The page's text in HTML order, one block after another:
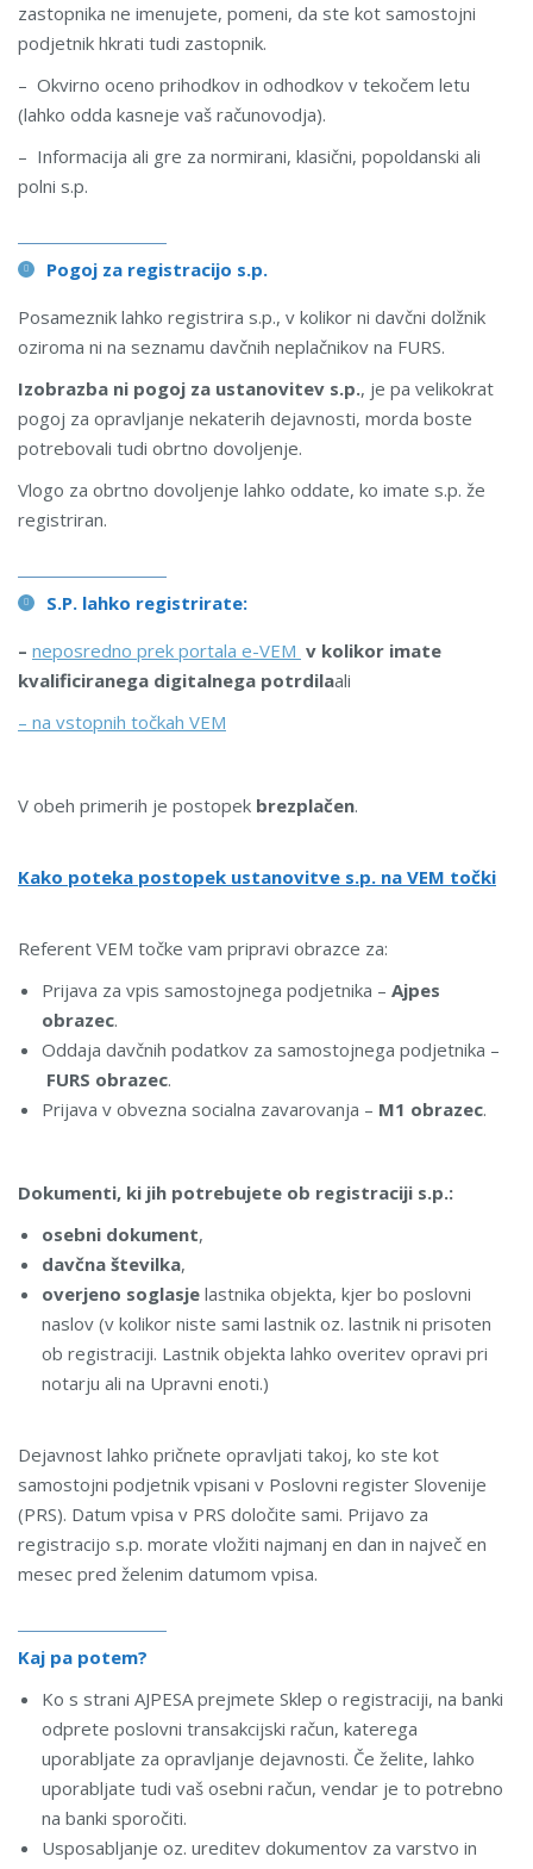
zastopnika ne imenujete, pomeni, da ste kot samostojni
podjetnik hkrati tudi zastopnik.
– Okvirno oceno prihodkov in odhodkov v tekočem letu
(lahko odda kasneje vaš računovodja).
– Informacija ali gre za normirani, klasični, popoldanski ali
polni s.p.
Pogoj za registracijo s.p.
Posameznik lahko registrira s.p., v kolikor ni davčni dolžnik
oziroma ni na seznamu davčnih neplačnikov na FURS.
Izobrazba ni pogoj za ustanovitev s.p., je pa velikokrat
pogoj za opravljanje nekaterih dejavnosti, morda boste
potrebovali tudi obrtno dovoljenje.
Vlogo za obrtno dovoljenje lahko oddate, ko imate s.p. že
registriran.
S.P. lahko registrirate:
– neposredno prek portala e-VEM v kolikor imate
kvalificiranega digitalnega potrdilaali
– na vstopnih točkah VEM
V obeh primerih je postopek brezplačen.
Kako poteka postopek ustanovitve s.p. na VEM točki
Referent VEM točke vam pripravi obrazce za:
Prijava za vpis samostojnega podjetnika – Ajpes
obrazec.
Oddaja davčnih podatkov za samostojnega podjetnika –
FURS obrazec.
Prijava v obvezna socialna zavarovanja – M1 obrazec.
Dokumenti, ki jih potrebujete ob registraciji s.p.:
osebni dokument,
davčna številka,
overjeno soglasje lastnika objekta, kjer bo poslovni
naslov (v kolikor niste sami lastnik oz. lastnik ni prisoten
ob registraciji. Lastnik objekta lahko overitev opravi pri
notarju ali na Upravni enoti.)
Dejavnost lahko pričnete opravljati takoj, ko ste kot
samostojni podjetnik vpisani v Poslovni register Slovenije
(PRS). Datum vpisa v PRS določite sami. Prijavo za
registracijo s.p. morate vložiti najmanj en dan in največ en
mesec pred želenim datumom vpisa.
Kaj pa potem?
Ko s strani AJPESA prejmete Sklep o registraciji, na banki
odprete poslovni transakcijski račun, katerega
uporabljate za opravljanje dejavnosti. Če želite, lahko
uporabljate tudi vaš osebni račun, vendar je to potrebno
na banki sporočiti.
Usposabljanje oz. ureditev dokumentov za varstvo in